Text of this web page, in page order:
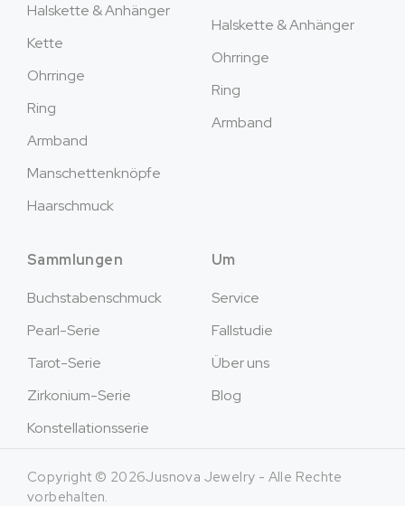
Halskette & Anhänger
Kette
Ohrringe
Ring
Armband
Manschettenknöpfe
Haarschmuck
Halskette & Anhänger
Ohrringe
Ring
Armband
Sammlungen
Buchstabenschmuck
Pearl-Serie
Tarot-Serie
Zirkonium-Serie
Konstellationsserie
Um
Service
Fallstudie
Über uns
Blog
Copyright © 2026Jusnova Jewelry - Alle Rechte
vorbehalten.